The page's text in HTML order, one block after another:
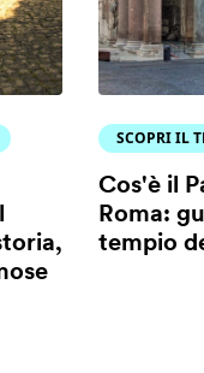
SCOPRI IL
Cos'è il
Roma:
tempio